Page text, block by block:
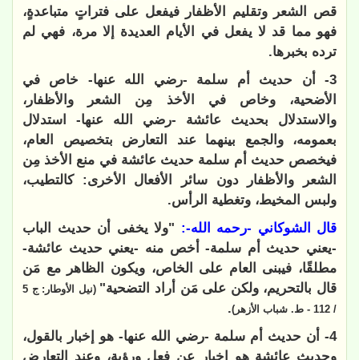
قص الشعر وتقليم الأظفار فيفعل على فتراتٍ متباعدةٍ،
فهو مما قد لا يفعل في الأيام العديدة إلا مرة، فهي لم
ترده بخبرها.
3- أن حديث أم سلمة -رضي الله عنها- خاص في
الأضحية، وخاص في الأخذ مِن الشعر والأظفار،
والاستدلال بحديث عائشة -رضي الله عنها- استدلال
بعمومه، والجمع بينهما عند التعارض بتخصيص العام،
فيخصص حديث أم سلمة حديث عائشة في منع الأخذ مِن
الشعر والأظفار دون سائر الأفعال الأخرى: كالتطيب،
ولبس المخيط، وتغطية الرأس.
قال الشوكاني -رحمه الله-: "ولا يخفى أن حديث الباب
-يعني حديث أم سلمة- أخص منه -يعني حديث عائشة-
مطلقًا، فيبنى العام على الخاص، ويكون الظاهر مع مَن
قال بالتحريم، ولكن على مَن أراد التضحية"
(نيل الأوطار: ج 5
/ 112 - ط. شباب الأزهر)
.
4- أن حديث أم سلمة -رضي الله عنها- هو إخبار بالقول،
وحديث عائشة هو إخبار عن فعل ورؤية، وعند التعارض